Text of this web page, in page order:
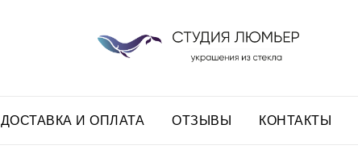
ДОСТАВКА И ОПЛАТА ОТЗЫВЫ КОНТАКТЫ